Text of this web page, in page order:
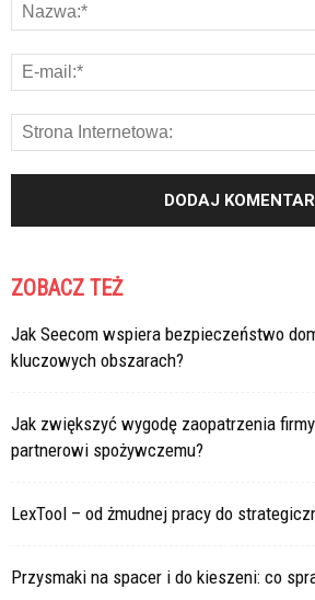
ZOBACZ TEŻ
Jak Seecom wspiera bezpieczeństwo
kluczowych obszarach?
Jak zwiększyć wygodę zaopatrzenia
partnerowi spożywczemu?
LexTool – od żmudnej pracy do
Przysmaki na spacer i do kieszeni: co